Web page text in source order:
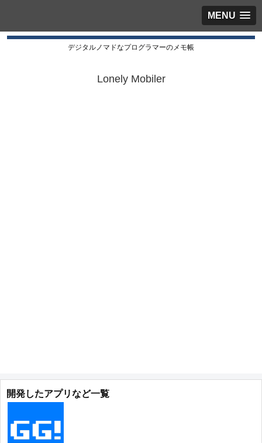
MENU
デジタルノマドなプログラマーのメモ帳
Lonely Mobiler
開発したアプリなど一覧